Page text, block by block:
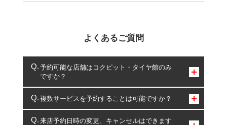
よくあるご質問
予約可能な店舗はコクピット・タイヤ館のみ
ですか？
コクピット・タイヤ館のみとなります。
複数サービスを予約することは可能ですか？
複数サービスのご予約は可能です。
来店予約日時の変更、キャンセルはできます